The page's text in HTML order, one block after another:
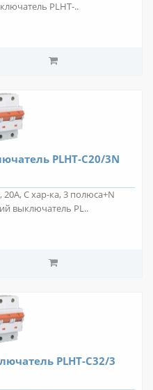
PLHT-..
PLHT-C20/3N
C хар-ка, 3 полюса+N
выключатель PL..
PLHT-C32/3